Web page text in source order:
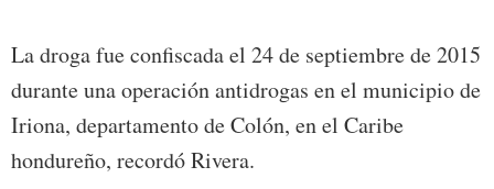
La droga fue confiscada el 24 de septiembre de 2015
durante una operación antidrogas en el municipio de
Iriona, departamento de Colón, en el Caribe
hondureño, recordó Rivera.